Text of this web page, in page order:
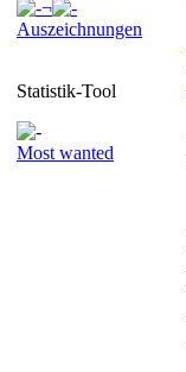
¬
Auszeichnungen
Statistik-Tool
Most wanted